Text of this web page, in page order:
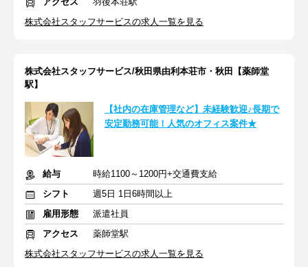
株式会社スタッフサービスの求人一覧を見る
株式会社スタッフサービス/秋田県由利本荘市・秋田【薬師堂
駅】
【社内の在庫管理など】未経験歓迎♪長期で
安定勤務可能！人気のオフィス案件★
給与
時給1100～1200円+交通費支給
シフト
週5日 1日6時間以上
雇用形態
派遣社員
アクセス
薬師堂駅
株式会社スタッフサービスの求人一覧を見る